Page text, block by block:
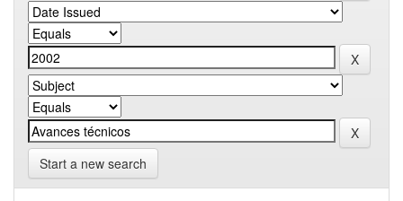
Start a new search